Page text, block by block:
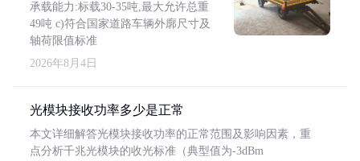
承载能力:标载30-35吨,最大允许总重
49吨 c)符合国家道路车辆外廓尺寸及
轴荷限值标准
2026年8月4日
光模块接收功率多少是正常
本文详细解答光模块接收功率的正常范围及影响因素，重
点分析千兆光模块的收光标准（典型值为-3dBm